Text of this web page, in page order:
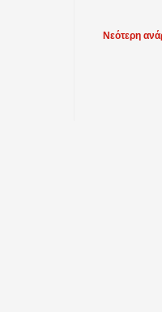
Νεότερη